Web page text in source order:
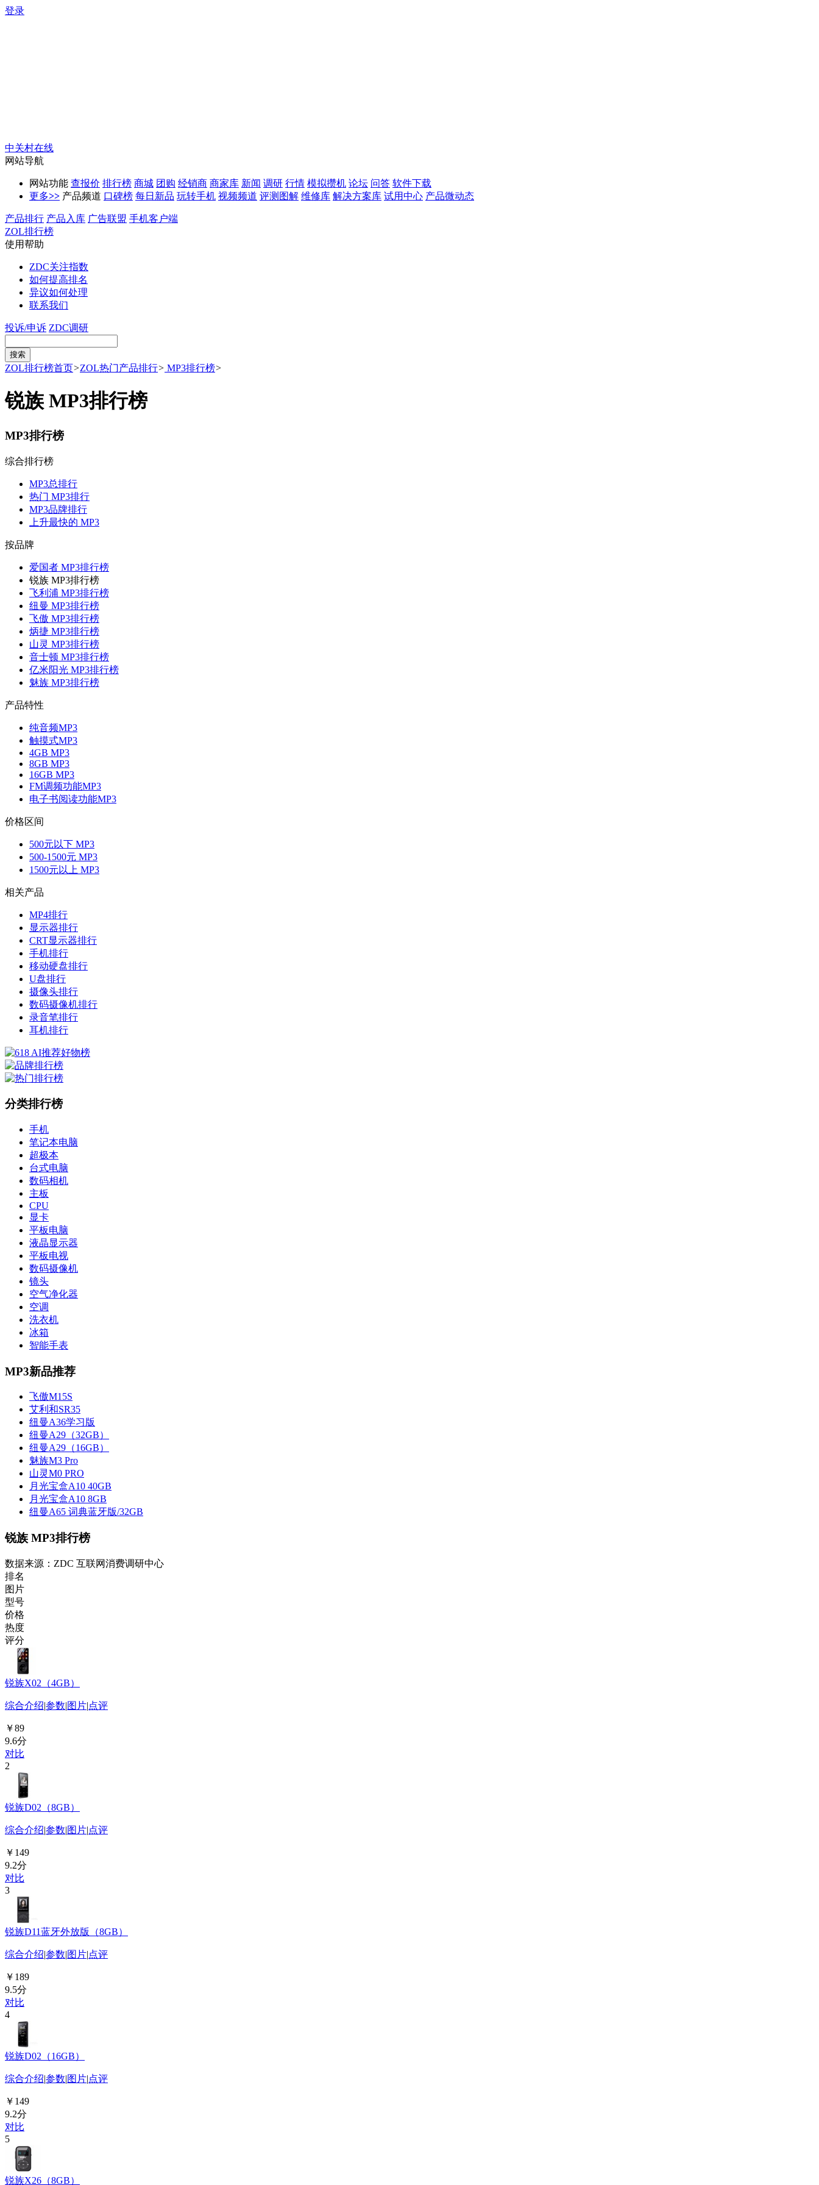
登录
中关村在线
网站导航
网站功能 查报价 排行榜 商城 团购 经销商 商家库 新闻 调研 行情 模拟攒机 论坛 问答 软件下载
更多>> 产品频道 口碑榜 每日新品 玩转手机 视频频道 评测图解 维修库 解决方案库 试用中心 产品微动态
产品排行 产品入库 广告联盟 手机客户端
ZOL排行榜
使用帮助
ZDC关注指数
如何提高排名
异议如何处理
联系我们
投诉/申诉 ZDC调研
ZOL排行榜首页>ZOL热门产品排行> MP3排行榜>
锐族 MP3排行榜
MP3排行榜
综合排行榜
MP3总排行
热门 MP3排行
MP3品牌排行
上升最快的 MP3
按品牌
爱国者 MP3排行榜
锐族 MP3排行榜
飞利浦 MP3排行榜
纽曼 MP3排行榜
飞傲 MP3排行榜
炳捷 MP3排行榜
山灵 MP3排行榜
音士顿 MP3排行榜
亿米阳光 MP3排行榜
魅族 MP3排行榜
产品特性
纯音频MP3
触摸式MP3
4GB MP3
8GB MP3
16GB MP3
FM调频功能MP3
电子书阅读功能MP3
价格区间
500元以下 MP3
500-1500元 MP3
1500元以上 MP3
相关产品
MP4排行
显示器排行
CRT显示器排行
手机排行
移动硬盘排行
U盘排行
摄像头排行
数码摄像机排行
录音笔排行
耳机排行
分类排行榜
手机
笔记本电脑
超极本
台式电脑
数码相机
主板
CPU
显卡
平板电脑
液晶显示器
平板电视
数码摄像机
镜头
空气净化器
空调
洗衣机
冰箱
智能手表
MP3新品推荐
飞傲M15S
艾利和SR35
纽曼A36学习版
纽曼A29（32GB）
纽曼A29（16GB）
魅族M3 Pro
山灵M0 PRO
月光宝盒A10 40GB
月光宝盒A10 8GB
纽曼A65 词典蓝牙版/32GB
锐族 MP3排行榜
数据来源：ZDC 互联网消费调研中心
排名
图片
型号
价格
热度
评分
锐族X02（4GB）
综合介绍|参数|图片|点评
￥89
9.6分
对比
2
锐族D02（8GB）
综合介绍|参数|图片|点评
￥149
9.2分
对比
3
锐族D11蓝牙外放版（8GB）
综合介绍|参数|图片|点评
￥189
9.5分
对比
4
锐族D02（16GB）
综合介绍|参数|图片|点评
￥149
9.2分
对比
5
锐族X26（8GB）